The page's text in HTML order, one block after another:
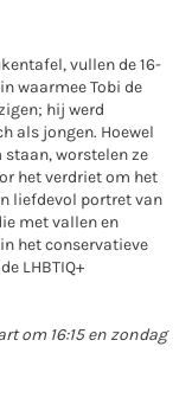
vullen de 16-
waarmee Tobi de
hij werd
als jongen. Hoewel
worstelen ze
het verdriet om het
liefdevol portret van
met vallen en
het conservatieve
LHBTIQ+
om 16:15 en zondag